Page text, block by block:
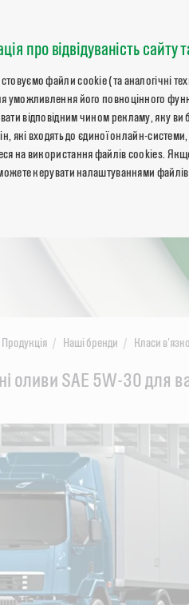
про відвідуваність
файли cookie (та аналогічні
уможливлення його повноцінного
відповідним чином рекламу, яку ви
які входять до єдиної онлайн-
на використання файлів cookies.
керувати налаштуваннями
Продукція Наші бренди Класи
оливи SAE 5W-30 для